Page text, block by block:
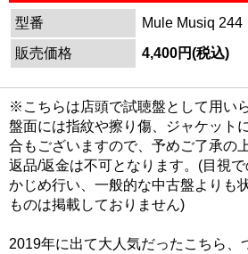
型番
Mule Musiq 244
販売価格
4,400円(税込)
※こちらは店頭で試聴盤として用い
盤面には指紋や擦り傷、ジャケット
合もございますので、予めご了承の
返品/返金は不可となります。(目視
かじめ行い、一般的な中古盤よりも
ものは掲載しておりません)
2019年に出て大人気だったこちら、